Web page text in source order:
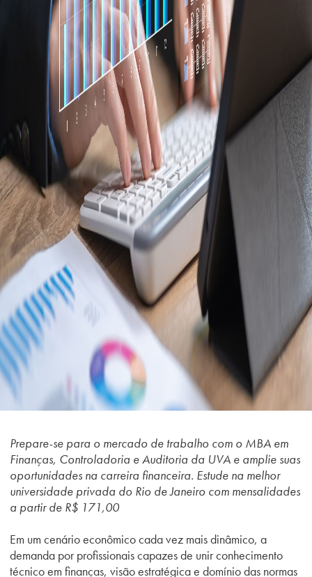
Prepare-se para o mercado de trabalho com o MBA em
Finanças, Controladoria e Auditoria da UVA e amplie suas
oportunidades na carreira financeira. Estude na melhor
universidade privada do Rio de Janeiro com mensalidades
a partir de R$ 171,00
Em um cenário econômico cada vez mais dinâmico, a
demanda por profissionais capazes de unir conhecimento
técnico em finanças, visão estratégica e domínio das normas